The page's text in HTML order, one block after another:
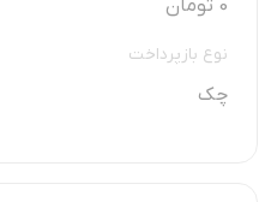
0 تومان
نوع بازپرداخت
چک